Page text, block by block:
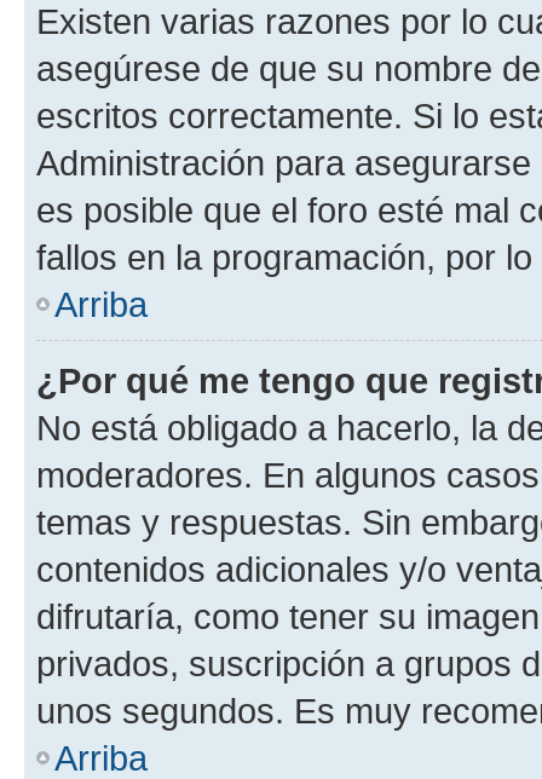
Existen varias razones por lo
asegúrese de que su nombre
escritos correctamente. Si lo
Administración para
es posible que el foro esté mal
fallos en la programación, por
Arriba
¿Por qué me tengo que
No está obligado a hacerlo, la
moderadores. En algunos
temas y respuestas. Sin
contenidos adicionales y/o
difrutaría, como tener su
privados, suscripción a grupos
unos segundos. Es muy
Arriba